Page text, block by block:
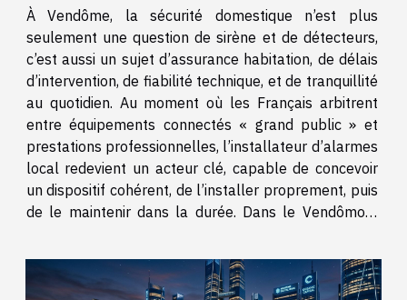
À Vendôme, la sécurité domestique n’est plus
seulement une question de sirène et de détecteurs,
c’est aussi un sujet d’assurance habitation, de délais
d’intervention, de fiabilité technique, et de tranquillité
au quotidien. Au moment où les Français arbitrent
entre équipements connectés « grand public » et
prestations professionnelles, l’installateur d’alarmes
local redevient un acteur clé, capable de concevoir
un dispositif cohérent, de l’installer proprement, puis
de le maintenir dans la durée. Dans le Vendômois,
cette approche de terrain,...